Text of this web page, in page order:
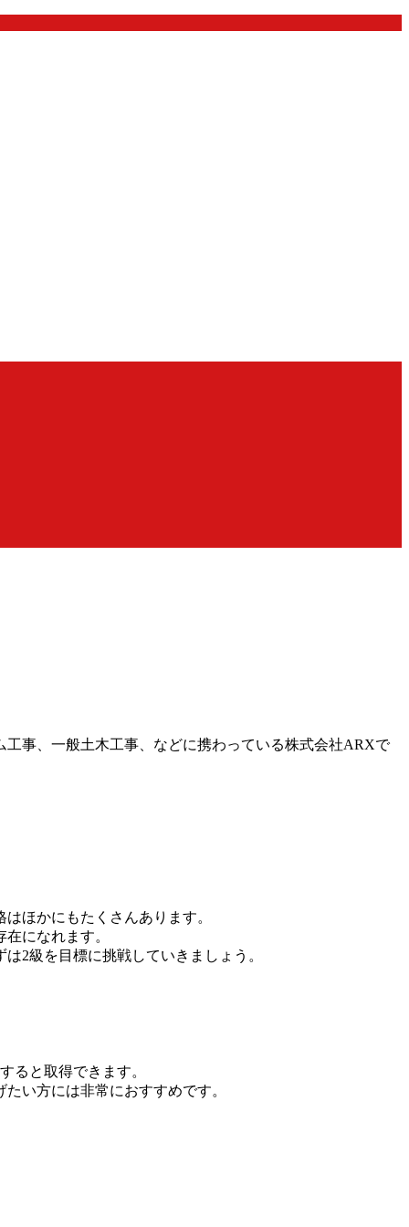
事、一般土木工事、などに携わっている株式会社ARXで
ほかにもたくさんあります。
になれます。
2級を目標に挑戦していきましょう。
ると取得できます。
い方には非常におすすめです。